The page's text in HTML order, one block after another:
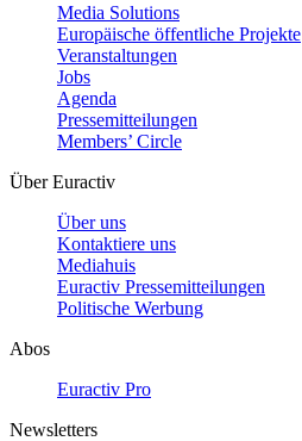
Media Solutions
Europäische öffentliche Projekte
Veranstaltungen
Jobs
Agenda
Pressemitteilungen
Members’ Circle
Über Euractiv
Über uns
Kontaktiere uns
Mediahuis
Euractiv Pressemitteilungen
Politische Werbung
Abos
Euractiv Pro
Newsletters